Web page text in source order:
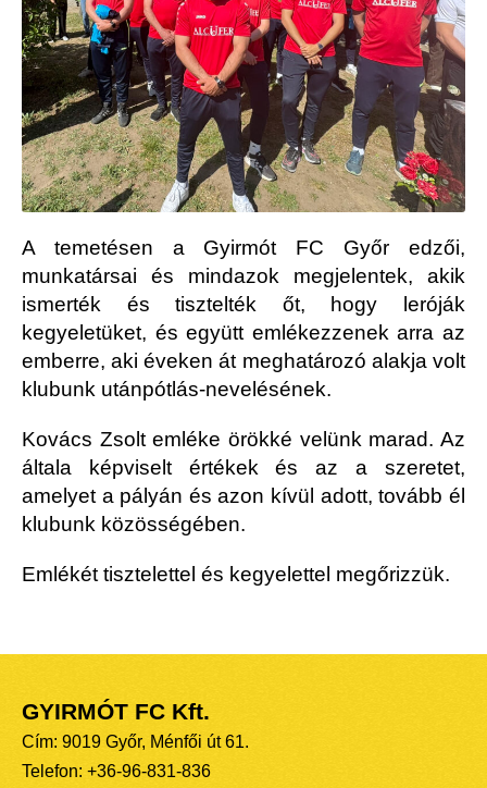
A temetésen a Gyirmót FC Győr edzői,
munkatársai és mindazok megjelentek, akik
ismerték és tisztelték őt, hogy leróják
kegyeletüket, és együtt emlékezzenek arra az
emberre, aki éveken át meghatározó alakja volt
klubunk utánpótlás-nevelésének.
Kovács Zsolt emléke örökké velünk marad. Az
általa képviselt értékek és az a szeretet,
amelyet a pályán és azon kívül adott, tovább él
klubunk közösségében.
Emlékét tisztelettel és kegyelettel megőrizzük.
GYIRMÓT FC Kft.
Cím: 9019 Győr, Ménfői út 61.
Telefon: +36-96-831-836